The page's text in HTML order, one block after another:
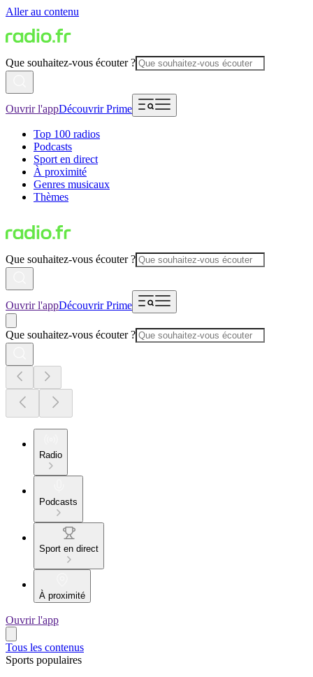
Aller au contenu
Que souhaitez-vous écouter ?
Ouvrir l'appDécouvrir Prime
Top 100 radios
Podcasts
Sport en direct
À proximité
Genres musicaux
Thèmes
Que souhaitez-vous écouter ?
Ouvrir l'appDécouvrir Prime
Que souhaitez-vous écouter ?
Radio
Podcasts
Sport en direct
À proximité
Ouvrir l'app
Tous les contenus
Sports populaires